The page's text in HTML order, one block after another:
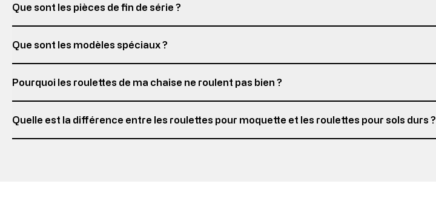
Que sont les pièces de fin de série ?
Que sont les modèles spéciaux ?
Pourquoi les roulettes de ma chaise ne roulent pas bien ?
Quelle est la différence entre les roulettes pour moquette et les roulettes pour sols durs ?